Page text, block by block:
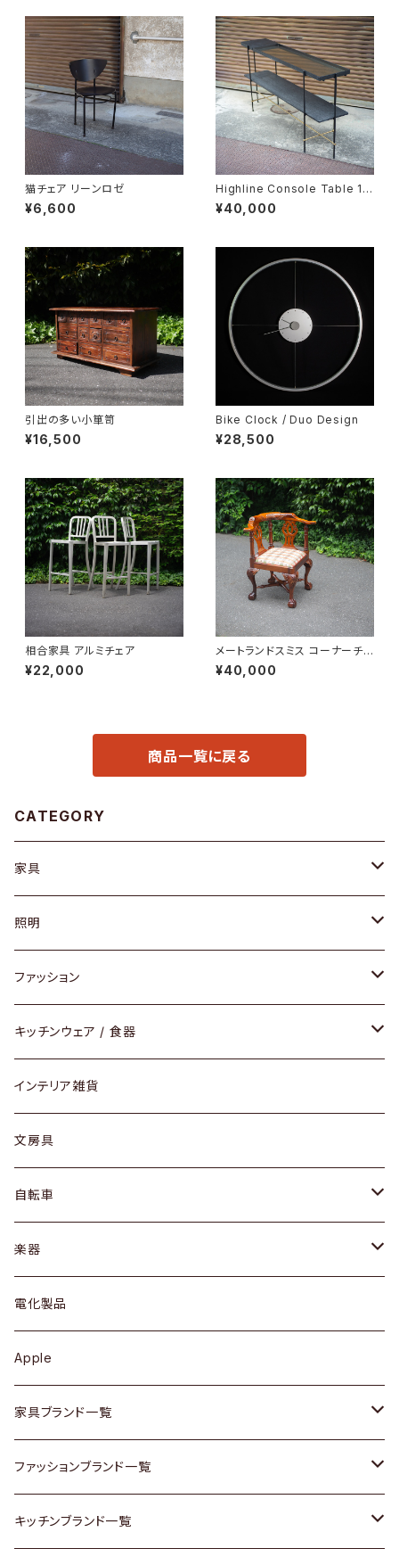
猫チェア リーンロゼ
¥6,600
Highline Console Table 18
0
¥40,000
引出の多い小箪笥
¥16,500
Bike Clock / Duo Design
¥28,500
相合家具 アルミチェア
¥22,000
メートランドスミス コーナーチェ
ア
¥40,000
商品一覧に戻る
CATEGORY
家具
ソファ / ベンチ
チェア / スツール
ダイニングセット / ダイニングテーブル
ローテーブル / サイドテーブル
デスク / コンソール
ドレッサー
シェルフ
キュリオケース / 飾り棚
カップボード / 食器棚
チェスト
その他家具
Vintageヴィンテージ / Antiqueアンティーク
照明
ペンダントライト
テーブルランプ / デスクスタンド
フロアライト
ファッション
アクセサリー
リング
ピアス / イヤリング
財布
バッグ
アウター
トップス
ワンピース
ボトムス
靴
スカーフ
腕時計
キッチンウェア / 食器
グラス / タンブラー
カップ / マグ
プレート / ボウル
カトラリー
ケトル / ティーポット
鍋 / フライパン
Vintage / ヴィンテージ
銀製品
和物 / 作家物
インテリア雑貨
文房具
自転車
dahon
楽器
ギター
ベース
その他楽器
電化製品
Apple
家具ブランド一覧
ACME Furniture / アクメ ファニチャー
ACTUS / アクタス
ファッションブランド一覧
agnes b / アニエス ベー
キッチンブランド一覧